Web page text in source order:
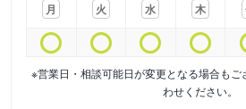
月
火
水
木
※営業日・相談可能日が変更となる場合も
わせください。